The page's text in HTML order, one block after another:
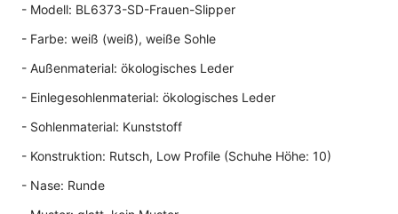
- Modell: BL6373-SD-Frauen-Slipper
- Farbe: weiß (weiß), weiße Sohle
- Außenmaterial: ökologisches Leder
- Einlegesohlenmaterial: ökologisches Leder
- Sohlenmaterial: Kunststoff
- Konstruktion: Rutsch, Low Profile (Schuhe Höhe: 10)
- Nase: Runde